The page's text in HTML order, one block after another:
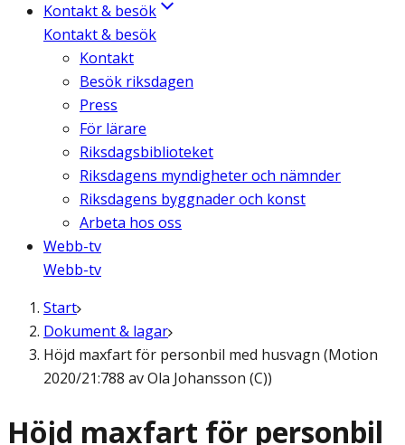
Kontakt & besök
Kontakt & besök
Kontakt
Besök riksdagen
Press
För lärare
Riksdagsbiblioteket
Riksdagens myndigheter och nämnder
Riksdagens byggnader och konst
Arbeta hos oss
Webb-tv
Webb-tv
Start
Dokument & lagar
Höjd maxfart för personbil med husvagn (Motion
2020/21:788 av Ola Johansson (C))
Höjd maxfart för personbil